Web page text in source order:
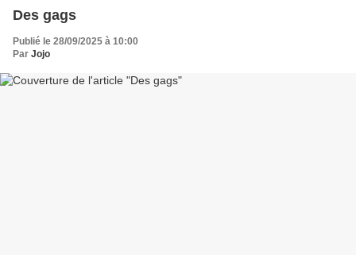
Des gags
Publié le 28/09/2025 à 10:00
Par Jojo